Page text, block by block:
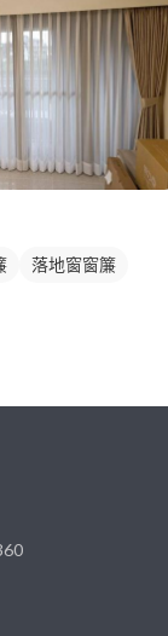
落地窗窗簾